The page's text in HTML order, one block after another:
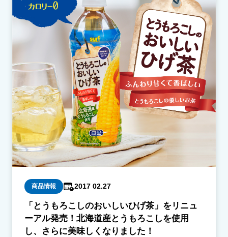
商品情報 2017 02.27
「とうもろこしのおいしいひげ茶」をリニュ
ーアル発売！北海道産とうもろこしを使用
し、さらに美味しくなりました！